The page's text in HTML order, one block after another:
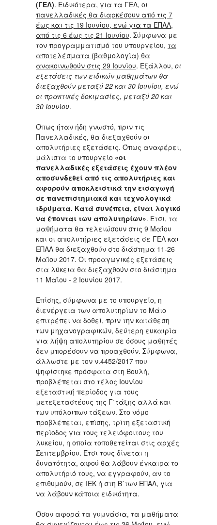
(ΓΕΛ). Ειδικότερα, για τα ΓΕΛ, οι
πανελλαδικές θα διαρκέσουν από τις 7
έως και τις 19 Ιουνίου, ενώ για τα ΕΠΑΛ,
από τις 6 έως τις 21 Ιουνίου. Σύμφωνα με
τον προγραμματισμό του υπουργείου, τα
αποτελέσματα (βαθμολογία) θα
ανακοινωθούν στις 29 Ιουνίου. Εξάλλου, οι
εξετάσεις των ειδικών μαθημάτων θα
διεξαχθούν μεταξύ 22 και 30 Ιουνίου, ενώ
οι πρακτικές δοκιμασίες, μεταξύ 20 και
30 Ιουνίου.
Όπως ήταν ήδη γνωστό, πριν τις
Πανελλαδικές, θα διεξαχθούν οι
απολυτήριες εξετάσεις. Όπως αναφέρει,
μάλιστα το υπουργείο «οι
πανελλαδικές εξετάσεις έχουν πλέον
αποσυνδεθεί από τις απολυτήριες και
αφορούν αποκλειστικά την εισαγωγή
σε πανεπιστημιακά και τεχνολογικά
ιδρύματα. Κατά συνέπεια, είναι λογικό
να έπονται των απολυτηρίων». Έτσι, τα
μαθήματα θα τελειώσουν στις 9 Μαΐου
και οι απολυτήριες εξετάσεις σε ΓΕΛ και
ΕΠΑΛ θα διεξαχθούν στο διάστημα 11-26
Μαΐου 2017. Οι προαγωγικές εξετάσεις
στα λύκεια θα διεξαχθούν στο διάστημα
11 Μαΐου - 2 Ιουνίου 2017.
Επίσης, σύμφωνα με το υπουργείο, η
διενέργεια των απολυτηρίων το Μάιο
επιτρέπει να δοθεί, πριν την κατάθεση
των μηχανογραφικών, δεύτερη ευκαιρία
για λήψη απολυτηρίου σε όσους μαθητές
δεν μπορέσουν να προαχθούν. Σύμφωνα,
άλλωστε με τον ν.4452/2017 που
ψηφίστηκε πρόσφατα στη Βουλή,
προβλέπεται στο τέλος Ιουνίου
εξεταστική περίοδος για τους
μετεξεταστέους της Γ΄τάξης αλλά και
των υπόλοιπων τάξεων. Στο νόμο
προβλέπεται, επίσης, τρίτη εξεταστική
περίοδος για τους τελειόφοιτους του
λυκείου, η οποία τοποθετείται στις αρχές
Σεπτεμβρίου. Έτσι τους δίνεται η
δυνατότητα, αφού θα λάβουν έγκαιρα το
απολυτήριό τους, να εγγραφούν, αν το
επιθυμούν, σε ΙΕΚ ή στη Β΄των ΕΠΑΛ, για
να λάβουν κάποια ειδικότητα.
Όσον αφορά τα γυμνάσια, τα μαθήματα